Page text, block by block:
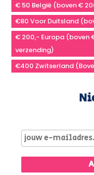
€ 50 België (boven €
€80 Voor Duitsland
€ 200,- Europa (boven
verzending)
€400 Zwitserland